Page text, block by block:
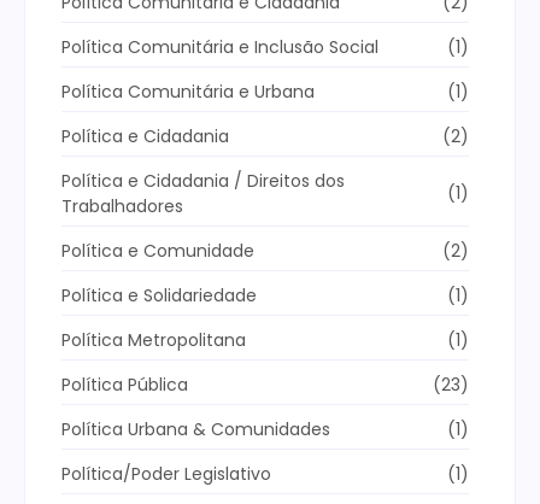
Política Comunitária e Inclusão Social
(1)
Política Comunitária e Urbana
(1)
Política e Cidadania
(2)
Política e Cidadania / Direitos dos
Trabalhadores
(1)
Política e Comunidade
(2)
Política e Solidariedade
(1)
Política Metropolitana
(1)
Política Pública
(23)
Política Urbana & Comunidades
(1)
Política/Poder Legislativo
(1)